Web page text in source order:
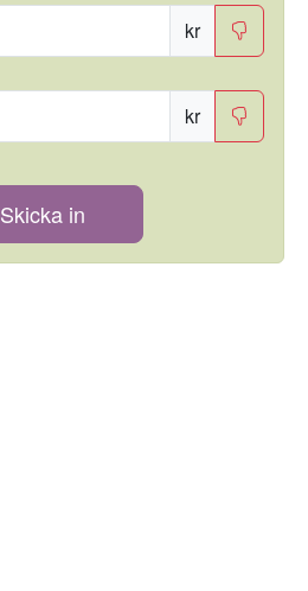
kr
kr
Skicka in